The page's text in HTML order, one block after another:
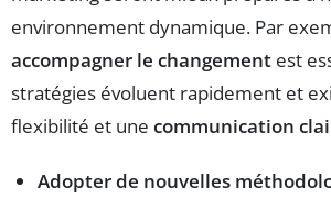
environnement dynamique. Par
accompagner le changement est
stratégies évoluent rapidement et
flexibilité et une communication
Adopter de nouvelles